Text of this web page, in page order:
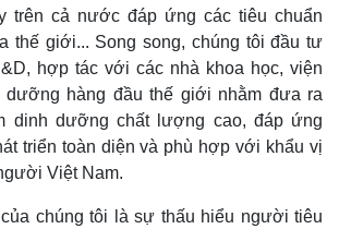
trên cả nước đáp ứng các tiêu chuẩn
thế giới... Song song, chúng tôi đầu tư
hợp tác với các nhà khoa học, viện
dưỡng hàng đầu thế giới nhằm đưa ra
dinh dưỡng chất lượng cao, đáp ứng
triển toàn diện và phù hợp với khẩu vị
Việt Nam.
chúng tôi là sự thấu hiểu người tiêu